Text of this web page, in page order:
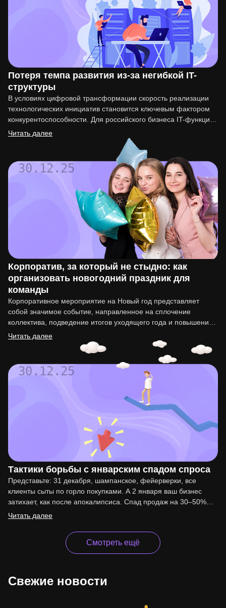
Потеря темпа развития из-за негибкой IT-
структуры
В условиях цифровой трансформации скорость реализации
технологических инициатив становится ключевым фактором
конкурентоспособности. Для российского бизнеса IT-функция
перестала быть вспомогательной. Она напрямую влияет на
Читать далее
30.12.25
Корпоратив, за который не стыдно: как
организовать новогодний праздник для
команды
Корпоративное мероприятие на Новый год представляет
собой значимое событие, направленное на сплочение
коллектива, подведение итогов уходящего года и повышение
мотивации сотрудников. Организация такого праздника…
Читать далее
30.12.25
Тактики борьбы с январским спадом спроса
Представьте: 31 декабря, шампанское, фейерверки, все
клиенты сыты по горло покупками. А 2 января ваш бизнес
затихает, как после апокалипсиса. Спад продаж на 30–50%…
Читать далее
Смотреть ещё
Свежие новости